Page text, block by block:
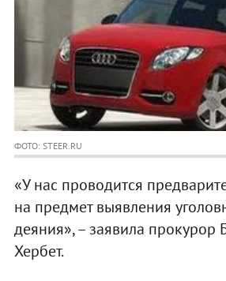
ФОТО: STEER.RU
«У нас проводится
на предмет выявления
деяния», – заявила прокурор
Хербет.